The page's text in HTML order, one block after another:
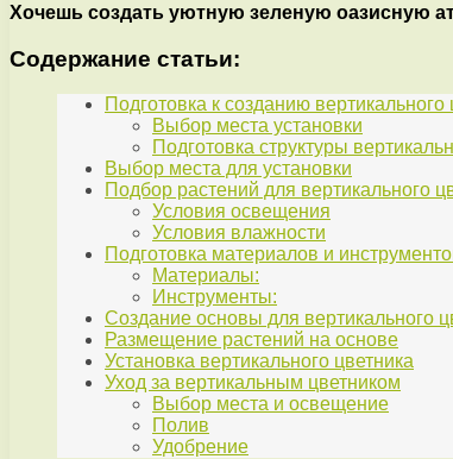
Хочешь создать уютную зеленую оазисную
Содержание статьи:
Подготовка к созданию вертикального
Выбор места установки
Подготовка структуры
Выбор места для установки
Подбор растений для вертикального
Условия освещения
Условия влажности
Подготовка материалов и
Материалы:
Инструменты:
Создание основы для вертикального
Размещение растений на основе
Установка вертикального цветника
Уход за вертикальным цветником
Выбор места и освещение
Полив
Удобрение